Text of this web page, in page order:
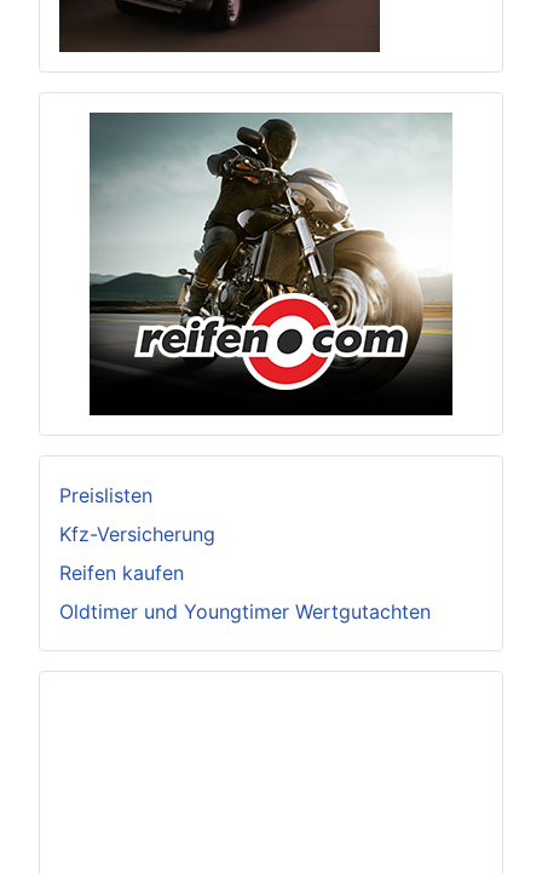
Preislisten
Kfz-Versicherung
Reifen kaufen
Oldtimer und Youngtimer Wertgutachten